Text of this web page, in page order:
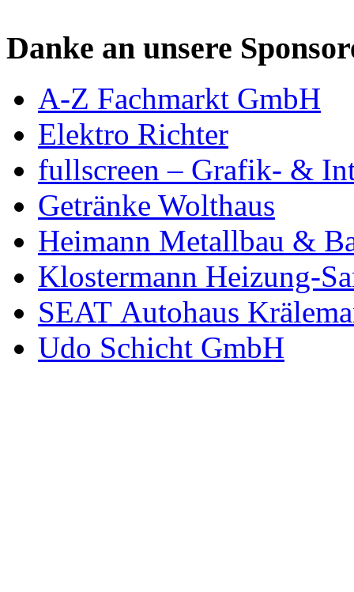
Danke an unsere
A-Z Fachmarkt GmbH
Elektro Richter
fullscreen – Grafik- &
Getränke Wolthaus
Heimann Metallbau &
Klostermann Heizung-
SEAT Autohaus
Udo Schicht GmbH